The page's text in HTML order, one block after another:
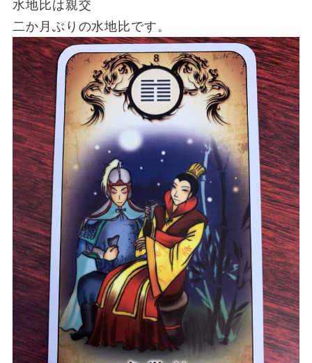
水地比は親交
二か月ぶりの水地比です。